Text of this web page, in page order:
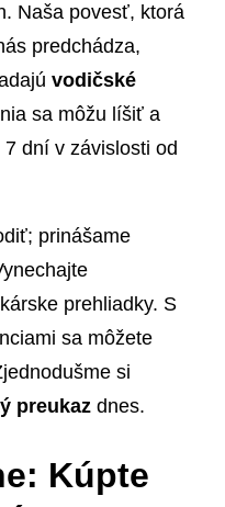
Naša povesť, ktorá
predchádza,
vodičské
sa môžu líšiť a
dní v závislosti od
prinášame
prehliadky. S
sa môžete
si
preukaz dnes.
Kúpte